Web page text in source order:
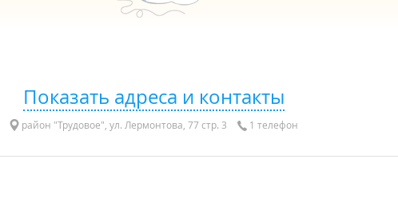
Показать адреса и контакты
район "Трудовое", ул. Лермонтова, 77 стр. 3 1 телефон